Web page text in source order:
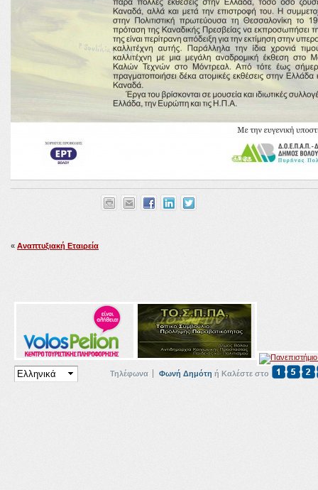
« Αναπτυξιακή Εταιρεία
Τηλέφωνα Φωνή Δημότη ή Καλέστε στο